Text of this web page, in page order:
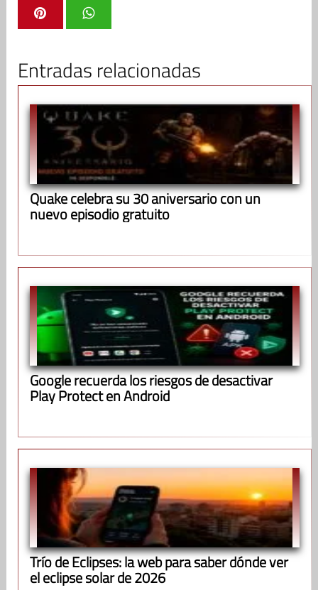
Entradas relacionadas
Quake celebra su 30 aniversario con un
nuevo episodio gratuito
Google recuerda los riesgos de desactivar
Play Protect en Android
Trío de Eclipses: la web para saber dónde ver
el eclipse solar de 2026